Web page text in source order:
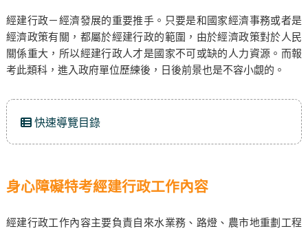
經建行政－經濟發展的重要推手。只要是和國家經濟事務或者是
經濟政策有關，都屬於經建行政的範圍，由於經濟政策對於人民
關係重大，所以經建行政人才是國家不可或缺的人力資源。而報
考此類科，進入政府單位歷練後，日後前景也是不容小覷的。
快速導覽目錄
身心障礙特考經建行政工作內容
經建行政工作內容主要負責自來水業務、路燈、農市地重劃工程